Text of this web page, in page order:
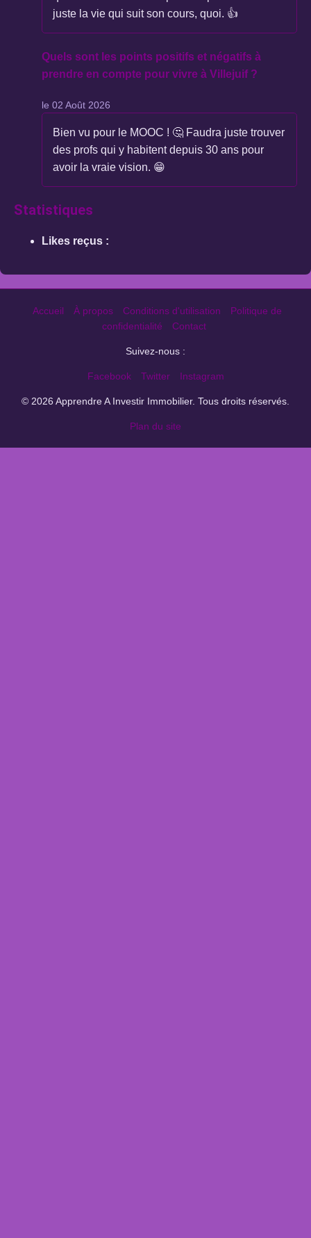
juste la vie qui suit son cours, quoi. 👍
Quels sont les points positifs et négatifs à
prendre en compte pour vivre à Villejuif ?
le 02 Août 2026
Bien vu pour le MOOC ! 🤔 Faudra juste trouver
des profs qui y habitent depuis 30 ans pour
avoir la vraie vision. 😁
Statistiques
Likes reçus :
Accueil À propos Conditions d'utilisation
Politique de
confidentialité
Contact
Suivez-nous :
Facebook Twitter Instagram
© 2026 Apprendre A Investir Immobilier. Tous droits réservés.
Plan du site